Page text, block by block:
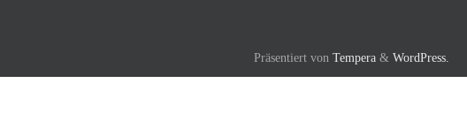
Präsentiert von Tempera & WordPress.